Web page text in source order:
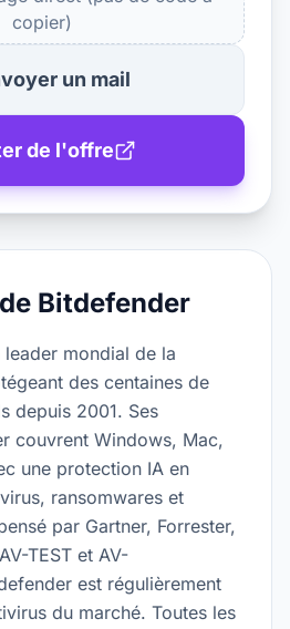
copier)
un mail
de l'offre
Bitdefender
mondial de la
des centaines de
depuis 2001. Ses
couvrent Windows, Mac,
une protection IA en
ransomwares et
par Gartner, Forrester,
TEST et AV-
est régulièrement
du marché. Toutes les